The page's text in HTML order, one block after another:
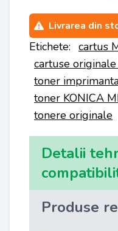
Livrarea din
Etichete: cartus
cartuse originale
toner
toner KONICA
tonere originale
Detalii
Produse